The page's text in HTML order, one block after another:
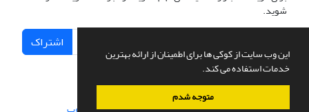
این وب سایت از کوکی ها برای اطمینان از ارائه بهترین
خدمات استفاده می کند.
متوجه شدم
شوید.
اشتراک